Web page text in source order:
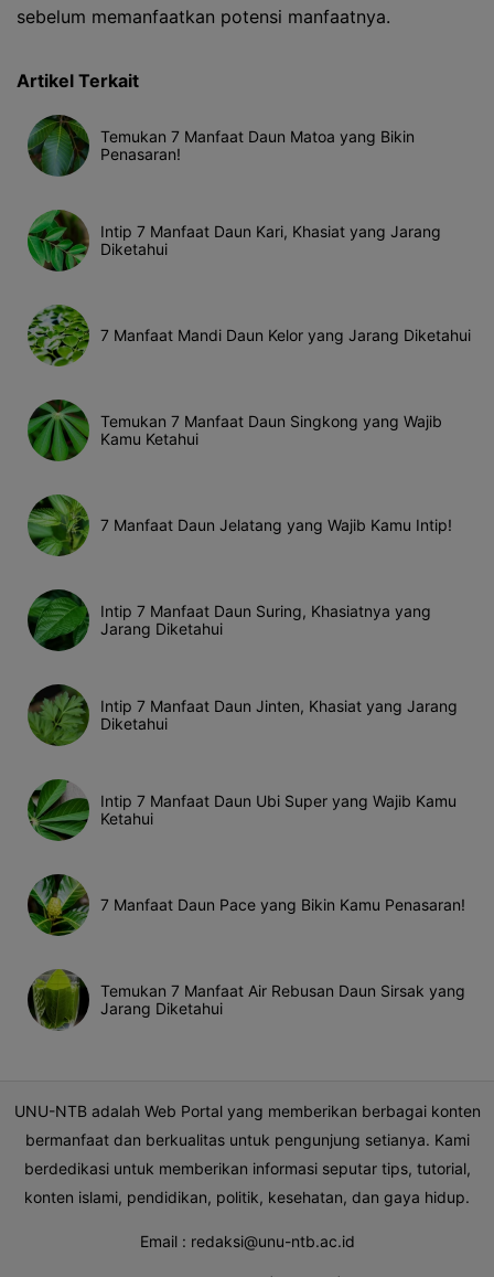
sebelum memanfaatkan potensi manfaatnya.
Artikel Terkait
Temukan 7 Manfaat Daun Matoa yang Bikin
Penasaran!
Intip 7 Manfaat Daun Kari, Khasiat yang Jarang
Diketahui
7 Manfaat Mandi Daun Kelor yang Jarang Diketahui
Temukan 7 Manfaat Daun Singkong yang Wajib
Kamu Ketahui
7 Manfaat Daun Jelatang yang Wajib Kamu Intip!
Intip 7 Manfaat Daun Suring, Khasiatnya yang
Jarang Diketahui
Intip 7 Manfaat Daun Jinten, Khasiat yang Jarang
Diketahui
Intip 7 Manfaat Daun Ubi Super yang Wajib Kamu
Ketahui
7 Manfaat Daun Pace yang Bikin Kamu Penasaran!
Temukan 7 Manfaat Air Rebusan Daun Sirsak yang
Jarang Diketahui
UNU-NTB adalah Web Portal yang memberikan berbagai konten
bermanfaat dan berkualitas untuk pengunjung setianya. Kami
berdedikasi untuk memberikan informasi seputar tips, tutorial,
konten islami, pendidikan, politik, kesehatan, dan gaya hidup.
Email : redaksi@unu-ntb.ac.id